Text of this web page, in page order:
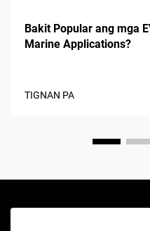
Bakit Popular ang mga
Marine Applications?
TIGNAN PA